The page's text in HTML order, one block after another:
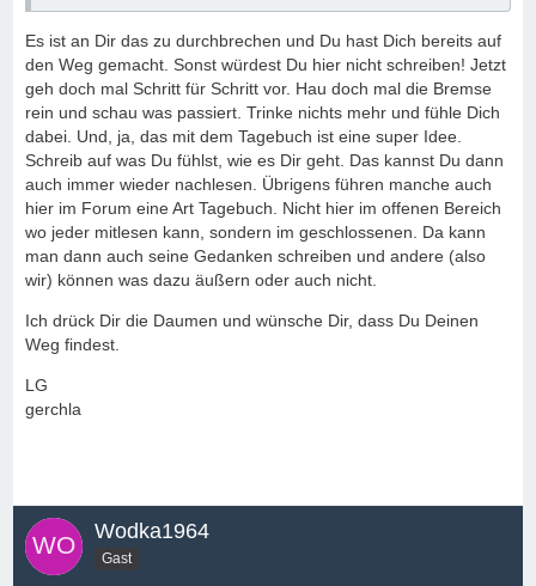
Es ist an Dir das zu durchbrechen und Du hast Dich bereits auf
den Weg gemacht. Sonst würdest Du hier nicht schreiben! Jetzt
geh doch mal Schritt für Schritt vor. Hau doch mal die Bremse
rein und schau was passiert. Trinke nichts mehr und fühle Dich
dabei. Und, ja, das mit dem Tagebuch ist eine super Idee.
Schreib auf was Du fühlst, wie es Dir geht. Das kannst Du dann
auch immer wieder nachlesen. Übrigens führen manche auch
hier im Forum eine Art Tagebuch. Nicht hier im offenen Bereich
wo jeder mitlesen kann, sondern im geschlossenen. Da kann
man dann auch seine Gedanken schreiben und andere (also
wir) können was dazu äußern oder auch nicht.
Ich drück Dir die Daumen und wünsche Dir, dass Du Deinen
Weg findest.
LG
gerchla
Wodka1964
Gast